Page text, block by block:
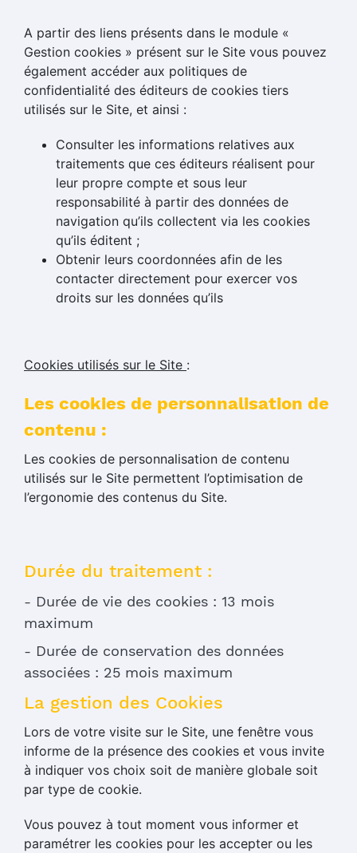
A partir des liens présents dans le module «
Gestion cookies » présent sur le Site vous pouvez
également accéder aux politiques de
confidentialité des éditeurs de cookies tiers
utilisés sur le Site, et ainsi :
Consulter les informations relatives aux
traitements que ces éditeurs réalisent pour
leur propre compte et sous leur
responsabilité à partir des données de
navigation qu’ils collectent via les cookies
qu’ils éditent ;
Obtenir leurs coordonnées afin de les
contacter directement pour exercer vos
droits sur les données qu’ils
Cookies utilisés sur le Site :
Les cookies de personnalisation de
contenu :
Les cookies de personnalisation de contenu
utilisés sur le Site permettent l’optimisation de
l’ergonomie des contenus du Site.
Durée du traitement :
- Durée de vie des cookies : 13 mois
maximum
- Durée de conservation des données
associées : 25 mois maximum
La gestion des Cookies
Lors de votre visite sur le Site, une fenêtre vous
informe de la présence des cookies et vous invite
à indiquer vos choix soit de manière globale soit
par type de cookie.
Vous pouvez à tout moment vous informer et
paramétrer les cookies pour les accepter ou les